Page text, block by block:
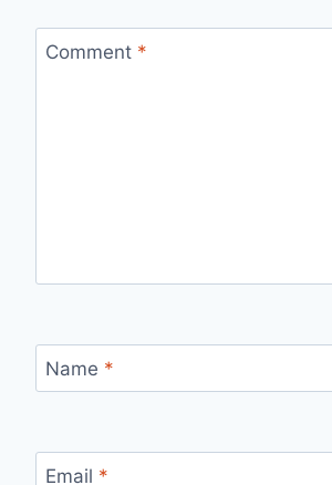
Comment *
Name *
Email *